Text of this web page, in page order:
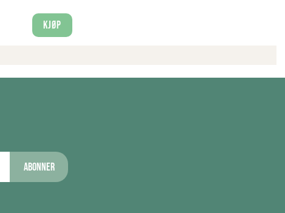
Kjøp
Abonner